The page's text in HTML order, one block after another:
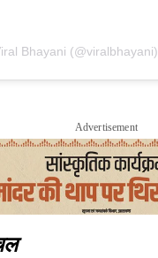
Bhayani (@viralbhayani)
Advertisement